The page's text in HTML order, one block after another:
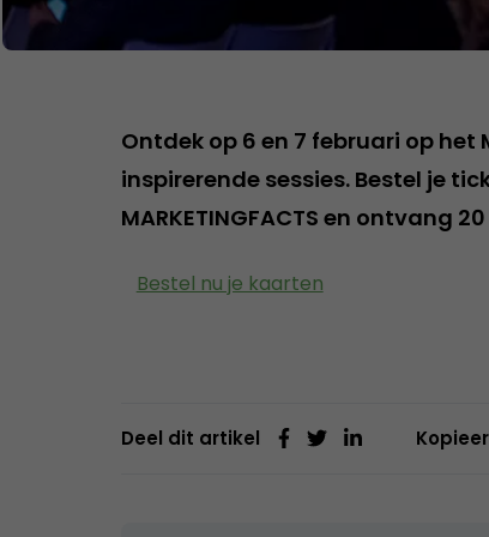
Ontdek op 6 en 7 februari op het
inspirerende sessies. Bestel je
MARKETINGFACTS en ontvang
Bestel nu je kaarten
Deel dit artikel